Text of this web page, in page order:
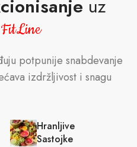
uz
FitLine
potpunije snabdevanje
izdržljivost i snagu
Hranljive
Sastojke